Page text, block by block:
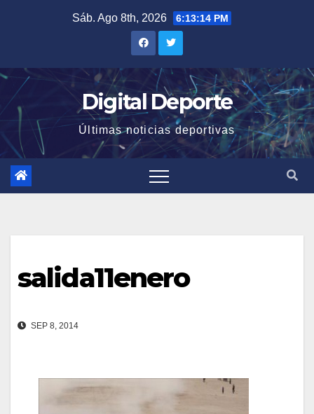
Sáb. Ago 8th, 2026 6:13:14 PM
Digital Deporte
Últimas noticias deportivas
salida11enero
SEP 8, 2014